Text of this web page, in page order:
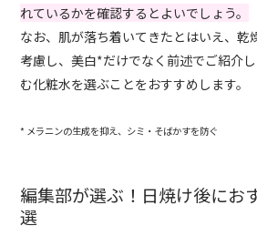
れているかを確認するとよいでしょう。
なお、肌が落ち着いてきたとはいえ、乾
考慮し、美白*だけでなく前述でご紹介
む化粧水を選ぶことをおすすめします。
* メラニンの生成を抑え、シミ・そばかすを防ぐ
編集部が選ぶ！日焼け後にお
選